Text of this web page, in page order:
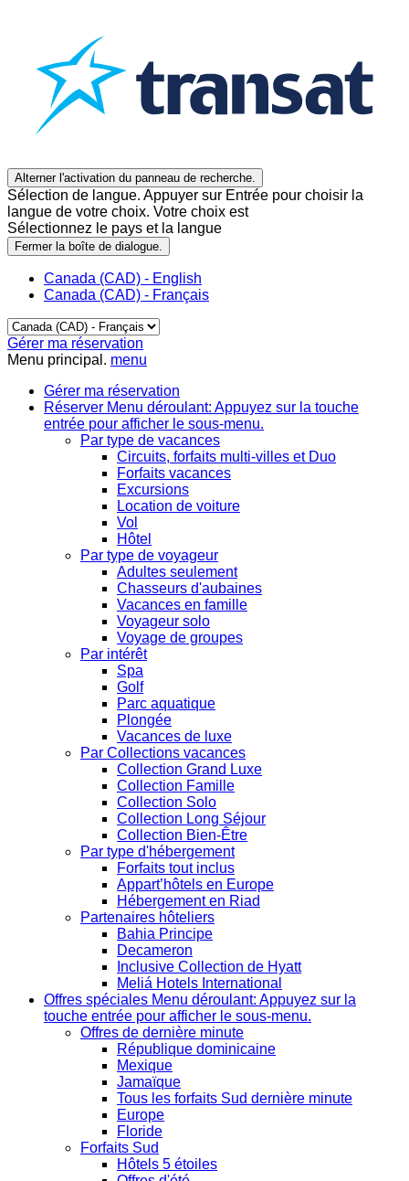
Alterner l'activation du panneau de recherche.
Sélection de langue. Appuyer sur Entrée pour choisir la
langue de votre choix. Votre choix est
Sélectionnez le pays et la langue
Fermer la boîte de dialogue.
Canada (CAD) - English
Canada (CAD) - Français
Gérer ma réservation
Menu principal. menu
Gérer ma réservation
Réserver Menu déroulant: Appuyez sur la touche
entrée pour afficher le sous-menu.
Par type de vacances
Circuits, forfaits multi-villes et Duo
Forfaits vacances
Excursions
Location de voiture
Vol
Hôtel
Par type de voyageur
Adultes seulement
Chasseurs d'aubaines
Vacances en famille
Voyageur solo
Voyage de groupes
Par intérêt
Spa
Golf
Parc aquatique
Plongée
Vacances de luxe
Par Collections vacances
Collection Grand Luxe
Collection Famille
Collection Solo
Collection Long Séjour
Collection Bien-Être
Par type d'hébergement
Forfaits tout inclus
Appart’hôtels en Europe
Hébergement en Riad
Partenaires hôteliers
Bahia Principe
Decameron
Inclusive Collection de Hyatt
Meliá Hotels International
Offres spéciales Menu déroulant: Appuyez sur la
touche entrée pour afficher le sous-menu.
Offres de dernière minute
République dominicaine
Mexique
Jamaïque
Tous les forfaits Sud dernière minute
Europe
Floride
Forfaits Sud
Hôtels 5 étoiles